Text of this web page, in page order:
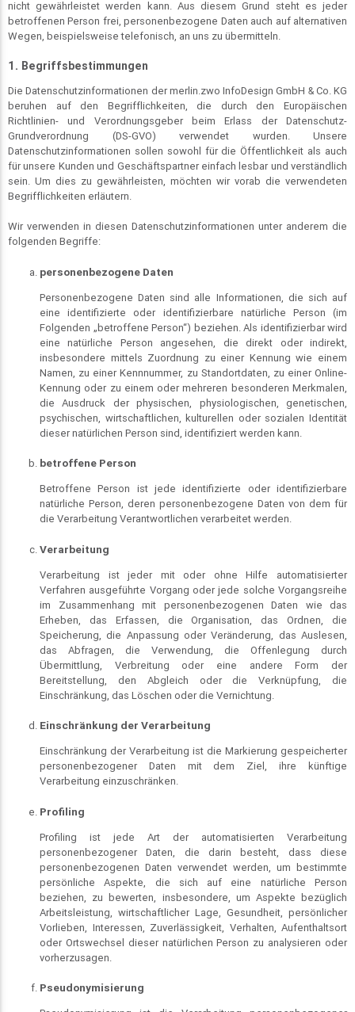
nicht gewährleistet werden kann. Aus diesem Grund steht es jeder
betroffenen Person frei, personenbezogene Daten auch auf alternativen
Wegen, beispielsweise telefonisch, an uns zu übermitteln.
1. Begriffsbestimmungen
Die Datenschutzinformationen der merlin.zwo InfoDesign GmbH & Co. KG
beruhen auf den Begrifflichkeiten, die durch den Europäischen
Richtlinien- und Verordnungsgeber beim Erlass der Datenschutz-
Grundverordnung (DS-GVO) verwendet wurden. Unsere
Datenschutzinformationen sollen sowohl für die Öffentlichkeit als auch
für unsere Kunden und Geschäftspartner einfach lesbar und verständlich
sein. Um dies zu gewährleisten, möchten wir vorab die verwendeten
Begrifflichkeiten erläutern.
Wir verwenden in diesen Datenschutzinformationen unter anderem die
folgenden Begriffe:
personenbezogene Daten
Personenbezogene Daten sind alle Informationen, die sich auf
eine identifizierte oder identifizierbare natürliche Person (im
Folgenden „betroffene Person“) beziehen. Als identifizierbar wird
eine natürliche Person angesehen, die direkt oder indirekt,
insbesondere mittels Zuordnung zu einer Kennung wie einem
Namen, zu einer Kennnummer, zu Standortdaten, zu einer Online-
Kennung oder zu einem oder mehreren besonderen Merkmalen,
die Ausdruck der physischen, physiologischen, genetischen,
psychischen, wirtschaftlichen, kulturellen oder sozialen Identität
dieser natürlichen Person sind, identifiziert werden kann.
betroffene Person
Betroffene Person ist jede identifizierte oder identifizierbare
natürliche Person, deren personenbezogene Daten von dem für
die Verarbeitung Verantwortlichen verarbeitet werden.
Verarbeitung
Verarbeitung ist jeder mit oder ohne Hilfe automatisierter
Verfahren ausgeführte Vorgang oder jede solche Vorgangsreihe
im Zusammenhang mit personenbezogenen Daten wie das
Erheben, das Erfassen, die Organisation, das Ordnen, die
Speicherung, die Anpassung oder Veränderung, das Auslesen,
das Abfragen, die Verwendung, die Offenlegung durch
Übermittlung, Verbreitung oder eine andere Form der
Bereitstellung, den Abgleich oder die Verknüpfung, die
Einschränkung, das Löschen oder die Vernichtung.
Einschränkung der Verarbeitung
Einschränkung der Verarbeitung ist die Markierung gespeicherter
personenbezogener Daten mit dem Ziel, ihre künftige
Verarbeitung einzuschränken.
Profiling
Profiling ist jede Art der automatisierten Verarbeitung
personenbezogener Daten, die darin besteht, dass diese
personenbezogenen Daten verwendet werden, um bestimmte
persönliche Aspekte, die sich auf eine natürliche Person
beziehen, zu bewerten, insbesondere, um Aspekte bezüglich
Arbeitsleistung, wirtschaftlicher Lage, Gesundheit, persönlicher
Vorlieben, Interessen, Zuverlässigkeit, Verhalten, Aufenthaltsort
oder Ortswechsel dieser natürlichen Person zu analysieren oder
vorherzusagen.
Pseudonymisierung